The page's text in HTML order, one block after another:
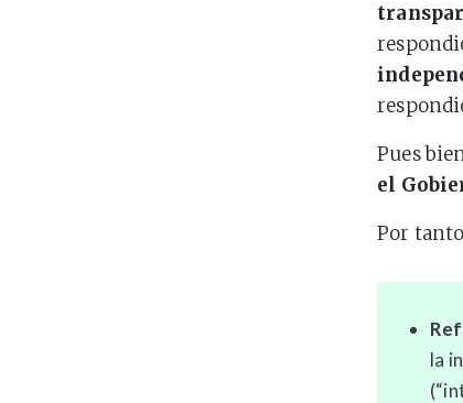
Pues
el
Por
la